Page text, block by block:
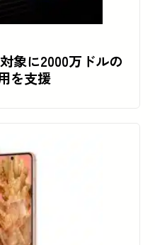
象に2000万ドルの
を支援